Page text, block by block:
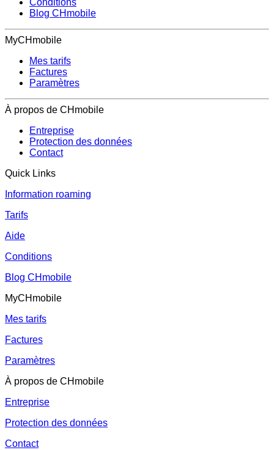
Conditions
Blog CHmobile
MyCHmobile
Mes tarifs
Factures
Paramètres
À propos de CHmobile
Entreprise
Protection des données
Contact
Quick Links
Information roaming
Tarifs
Aide
Conditions
Blog CHmobile
MyCHmobile
Mes tarifs
Factures
Paramètres
À propos de CHmobile
Entreprise
Protection des données
Contact